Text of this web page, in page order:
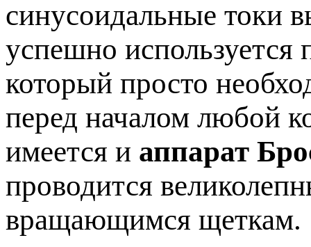
синусоидальные токи
успешно используется
который просто
перед началом любой
имеется и аппарат
проводится
вращающимся щеткам.